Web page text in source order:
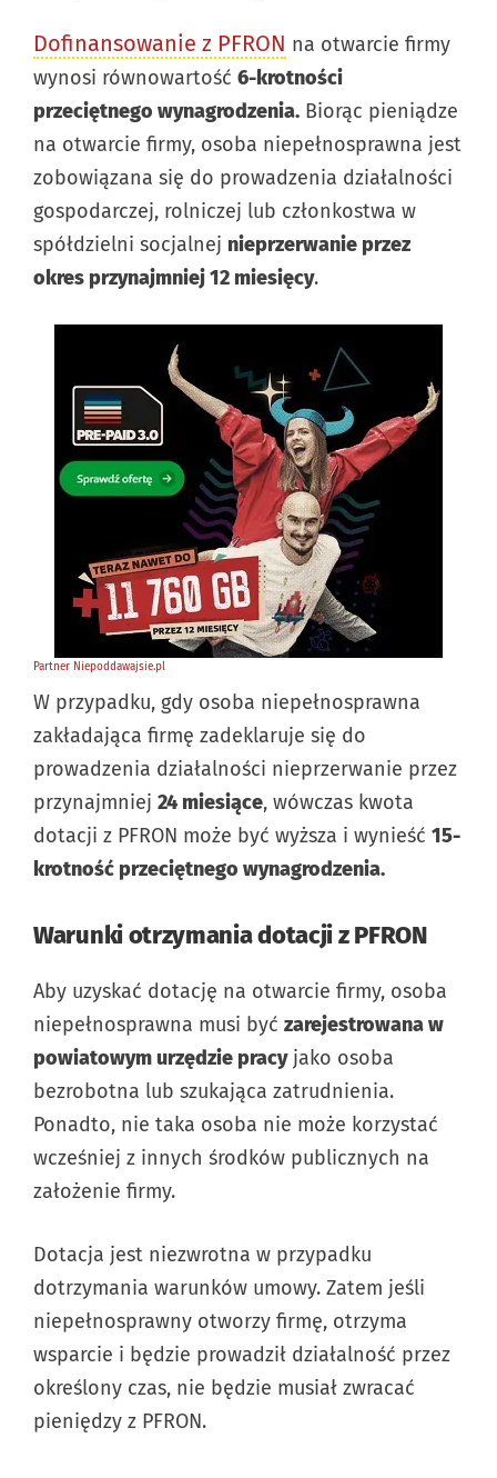
Dofinansowanie z PFRON na otwarcie firmy
wynosi równowartość 6-krotności
przeciętnego wynagrodzenia. Biorąc pieniądze
na otwarcie firmy, osoba niepełnosprawna jest
zobowiązana się do prowadzenia działalności
gospodarczej, rolniczej lub członkostwa w
spółdzielni socjalnej nieprzerwanie przez
okres przynajmniej 12 miesięcy.
W przypadku, gdy osoba niepełnosprawna
zakładająca firmę zadeklaruje się do
prowadzenia działalności nieprzerwanie przez
przynajmniej 24 miesiące, wówczas kwota
dotacji z PFRON może być wyższa i wynieść 15-
krotność przeciętnego wynagrodzenia.
Warunki otrzymania dotacji z PFRON
Aby uzyskać dotację na otwarcie firmy, osoba
niepełnosprawna musi być zarejestrowana w
powiatowym urzędzie pracyjako osoba
bezrobotna lub szukająca zatrudnienia.
Ponadto, nie taka osoba nie może korzystać
wcześniej z innych środków publicznych na
założenie firmy.
Dotacja jest niezwrotna w przypadku
dotrzymania warunków umowy. Zatem jeśli
niepełnosprawny otworzy firmę, otrzyma
wsparcie i będzie prowadził działalność przez
określony czas, nie będzie musiał zwracać
pieniędzy z PFRON.